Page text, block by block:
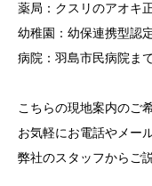
薬局：クスリのアオキ
幼稚園：幼保連携型認
病院：羽島市民病院ま
こちらの現地案内のご
お気軽にお電話やメー
弊社のスタッフからご